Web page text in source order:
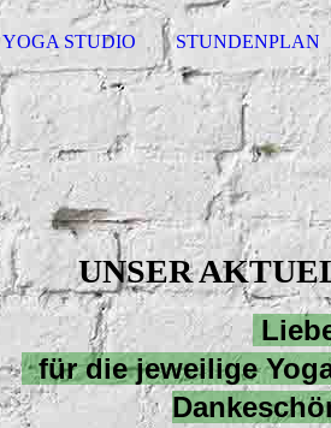
STUDIO STUNDENPLAN
UNSER
für die jeweilige